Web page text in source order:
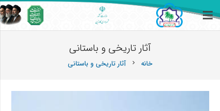
آثار تاریخی و باستانی
خانه chevron_right آثار تاریخی و باستانی